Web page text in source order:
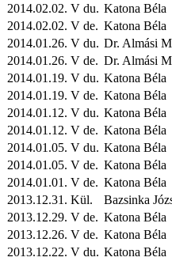
2014.02.02. V du. Katona Béla
2014.02.02. V de. Katona Béla
2014.01.26. V du. Dr. Almási
2014.01.26. V de. Dr. Almási
2014.01.19. V du. Katona Béla
2014.01.19. V de. Katona Béla
2014.01.12. V du. Katona Béla
2014.01.12. V de. Katona Béla
2014.01.05. V du. Katona Béla
2014.01.05. V de. Katona Béla
2014.01.01. V de. Katona Béla
2013.12.31. Kül. Bazsinka
2013.12.29. V de. Katona Béla
2013.12.26. V de. Katona Béla
2013.12.22. V du. Katona Béla